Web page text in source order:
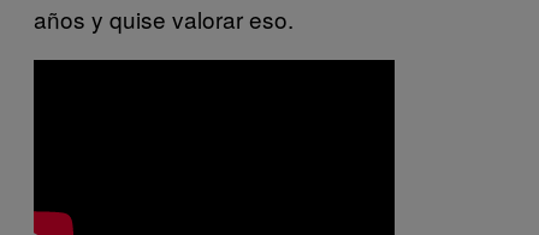
años y quise valorar eso.